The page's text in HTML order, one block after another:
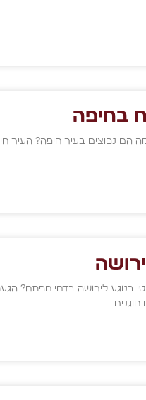
בחיפה
הם נפוצים בעיר חיפה? העיר
ירושה
בנוגע לירושה בדמי מפתח?
מוגנים